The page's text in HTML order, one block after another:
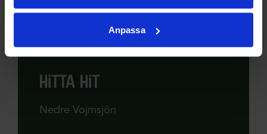
Anpassa
Hemsida
hitta hit
Nedre Vojmsjön